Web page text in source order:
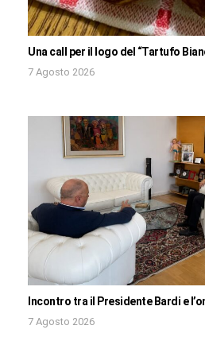
Una call per il logo del “Tartufo
7 Agosto 2026
Incontro tra il Presidente Bardi e
7 Agosto 2026